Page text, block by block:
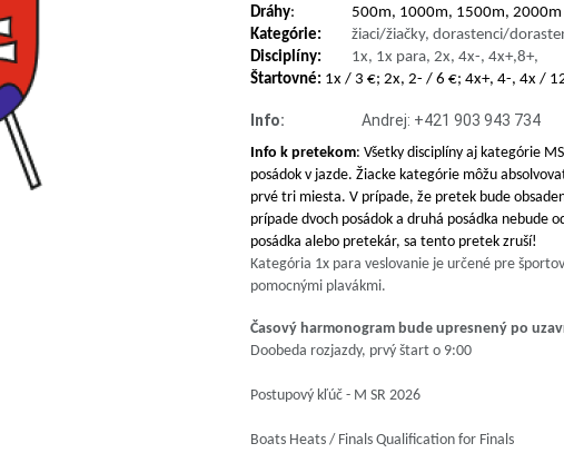
Dráhy: 500m, 1000m, 1500m, 2000m
Kategórie:
žiaci/žiačky, dorastenci/
Disciplíny:
1x, 1x para, 2x, 4x-, 4x+,8+,
Štartovné: 1x / 3 €; 2x, 2- / 6 €; 4x+, 4-, 4x /
Info: Andrej: +421 903 943 734
Info k pretekom: Všetky disciplíny aj kategórie
posádok v jazde. Žiacke kategórie môžu
prvé tri miesta. V prípade, že pretek bude
prípade dvoch posádok a druhá posádka nebude
posádka alebo pretekár, sa tento pretek zruší!
Kategória 1x para veslovanie je určené pre
pomocnými plavákmi.
Časový harmonogram bude upresnený po
Doobeda rozjazdy, prvý štart o 9:00
Postupový kľúč - M SR 2026
Boats Heats / Finals Qualification for Finals